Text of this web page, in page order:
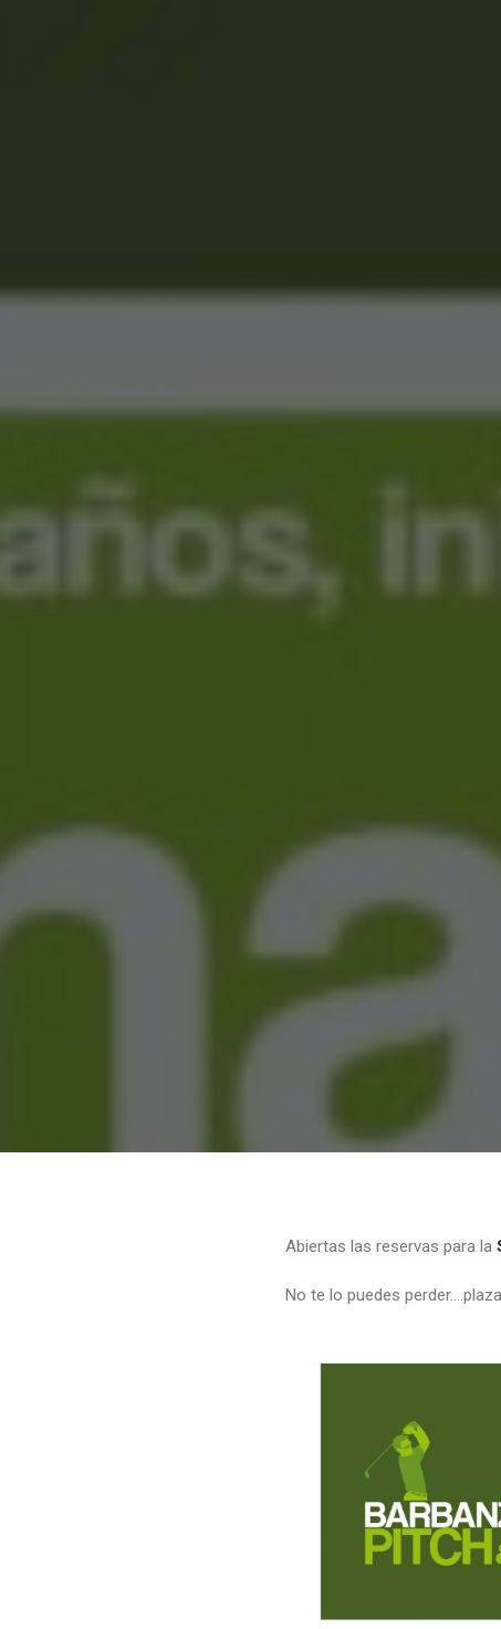
Abiertas las reservas para la
No te lo puedes